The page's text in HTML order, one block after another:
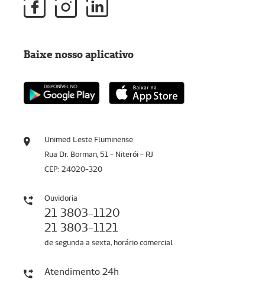
Unimed Leste Fluminense
Rua Dr. Borman, 51 - Niterói - RJ
CEP: 24020-320
Ouvidoria
21 3803-1120
21 3803-1121
de segunda a sexta, horário comercial
Atendimento 24h
Baixe nosso aplicativo